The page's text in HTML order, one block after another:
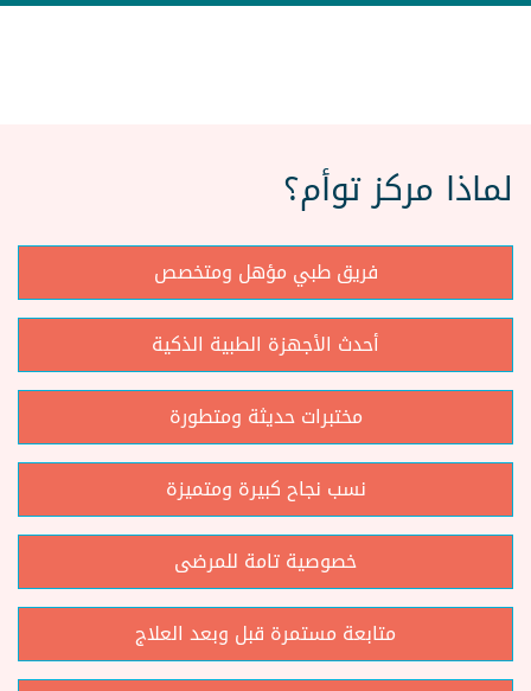
لماذا مركز توأم؟
فريق طبي مؤهل ومتخصص
أحدث الأجهزة الطبية الذكية
مختبرات حديثة ومتطورة
نسب نجاح كبيرة ومتميزة
خصوصية تامة للمرضى
متابعة مستمرة قبل وبعد العلاج